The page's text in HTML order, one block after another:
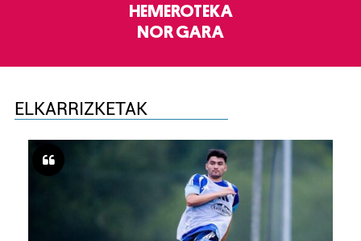
HEMEROTEKA
NOR GARA
ELKARRIZKETAK